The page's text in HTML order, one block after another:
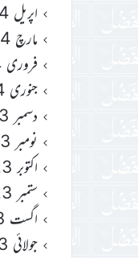
اپریل 2024
مارچ 2024
فروری 2024
جنوری 2024
دسمبر 2023
نومبر 2023
اکتوبر 2023
ستمبر 2023
اگست 2023
جولائی 2023